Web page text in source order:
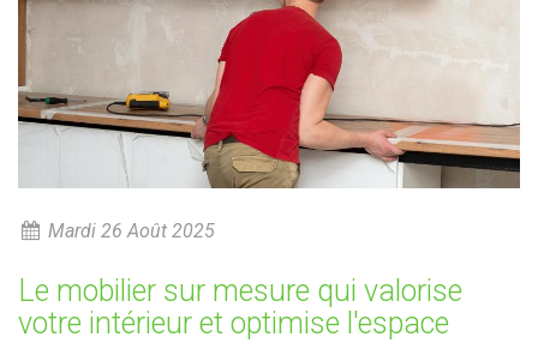
Mardi 26 Août 2025
Le mobilier sur mesure qui valorise
votre intérieur et optimise l'espace